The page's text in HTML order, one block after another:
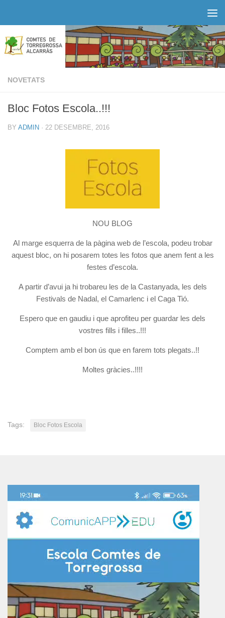
NOVETATS
Bloc Fotos Escola..!!!
BY ADMIN · 22 DESEMBRE, 2016
NOU BLOG
Al marge esquerra de la pàgina web de l’escola, podeu trobar
aquest bloc, on hi posarem totes les fotos que anem fent a les
festes d’escola.
A partir d’avui ja hi trobareu les de la Castanyada, les dels
Festivals de Nadal, el Camarlenc i el Caga Tió.
Espero que en gaudiu i que aprofiteu per guardar les dels
vostres fills i filles..!!!
Comptem amb el bon ús que en farem tots plegats..!!
Moltes gràcies..!!!!
Tags: Bloc Fotos Escola
de
vídeo